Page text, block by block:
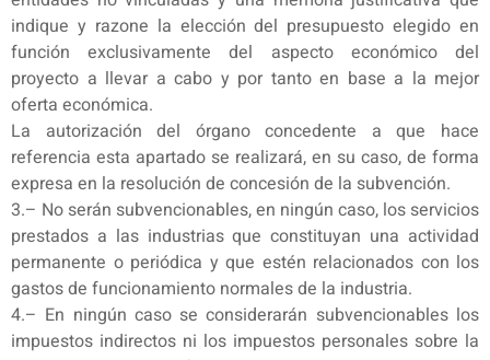
indique y razone la elección del presupuesto elegido en
función exclusivamente del aspecto económico del
proyecto a llevar a cabo y por tanto en base a la mejor
oferta económica.
La autorización del órgano concedente a que hace
referencia esta apartado se realizará, en su caso, de forma
expresa en la resolución de concesión de la subvención.
3.– No serán subvencionables, en ningún caso, los servicios
prestados a las industrias que constituyan una actividad
permanente o periódica y que estén relacionados con los
gastos de funcionamiento normales de la industria.
4.– En ningún caso se considerarán subvencionables los
impuestos indirectos ni los impuestos personales sobre la